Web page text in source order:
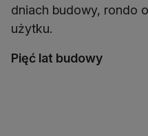
dniach budowy, rondo
użytku.
Pięć lat budowy